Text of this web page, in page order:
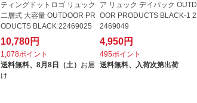
ティングドットロゴ リュック
二層式 大容量 OUTDOOR PR
ODUCTS BLACK 22469025
10,780円
1,078ポイント
送料無料、 8月8日（土） お届
け
ア リュック デイパック OUTD
OOR PRODUCTS BLACK-1 2
2469049
4,950円
495ポイント
送料無料、 入荷次第出荷